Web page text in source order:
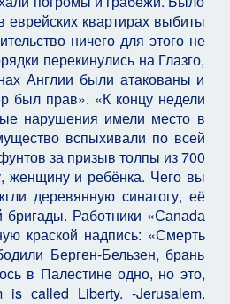
еврейских квартирах выбиты
ничего для этого не
перекинулись на Глазго,
Англии были атакованы и
был прав». «К концу недели
нарушения имели место в
вспыхивали по всей
за призыв толпы из 700
женщину и ребёнка. Чего вы
деревянную синагогу, её
бригады. Работники «Саnаdа
краской надпись: «Смерть
Берген-Бельзен, брань
в Палестине одно, но это,
is сalled Liberty. -Jerusalem.